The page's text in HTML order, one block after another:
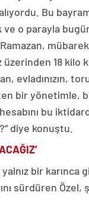
Bu
o parayla
18 kilo
evladınızın,
bir yönetimle,
bu
diye konuştu.
yalnız bir karınca
sürdüren Özel,